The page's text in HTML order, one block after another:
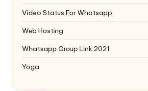
Video Status For Whatsapp
Web Hosting
Whatsapp Group Link 2021
Yoga